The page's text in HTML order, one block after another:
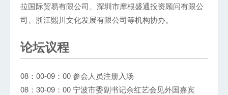
拉国际贸易有限公司、深圳市摩根盛通投资顾问有限公
司、浙江熙川文化发展有限公司等机构协办。
论坛议程
08：00-09：00 参会人员注册入场
08：30-09：00 宁波市委副书记余红艺会见外国嘉宾